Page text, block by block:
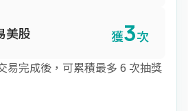
美股 獲3次
易完成後，可累積最多 6 次抽獎